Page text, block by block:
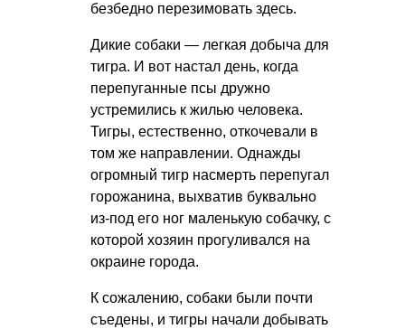
безбедно перезимовать здесь.
Дикие собаки — легкая добыча для
тигра. И вот настал день, когда
перепуганные псы дружно
устремились к жилью человека.
Тигры, естественно, откочевали в
том же направлении. Однажды
огромный тигр насмерть перепугал
горожанина, выхватив буквально
из-под его ног маленькую собачку, с
которой хозяин прогуливался на
окраине города.
К сожалению, собаки были почти
съедены, и тигры начали добывать